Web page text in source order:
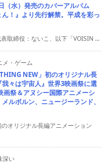
（水）発売のカバーアルバム
ん！』より先行解禁。平成を彩っ
取締役：ないこ、以下「VOISIN ...
メ・ゲーム
NEW」初のオリジナル長
々は宇宙人』世界3映画祭に選
画祭＆アヌシー国際アニメーシ
ルボルン、ニュージーランド、
オリジナル長編アニメーション
深い